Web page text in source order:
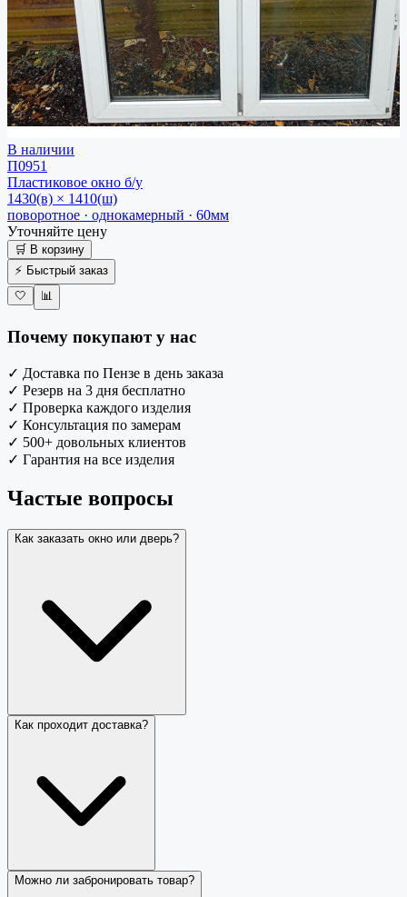
В наличии
П0951
Пластиковое окно б/у
1430(в) × 1410(ш)
поворотное · однокамерный · 60мм
Уточняйте цену
🛒 В корзину
⚡ Быстрый заказ
🤍
📊
Почему покупают у нас
✓ Доставка по Пензе в день заказа
✓ Резерв на 3 дня бесплатно
✓ Проверка каждого изделия
✓ Консультация по замерам
✓ 500+ довольных клиентов
✓ Гарантия на все изделия
Частые вопросы
Как заказать окно или дверь?
Как проходит доставка?
Можно ли забронировать товар?